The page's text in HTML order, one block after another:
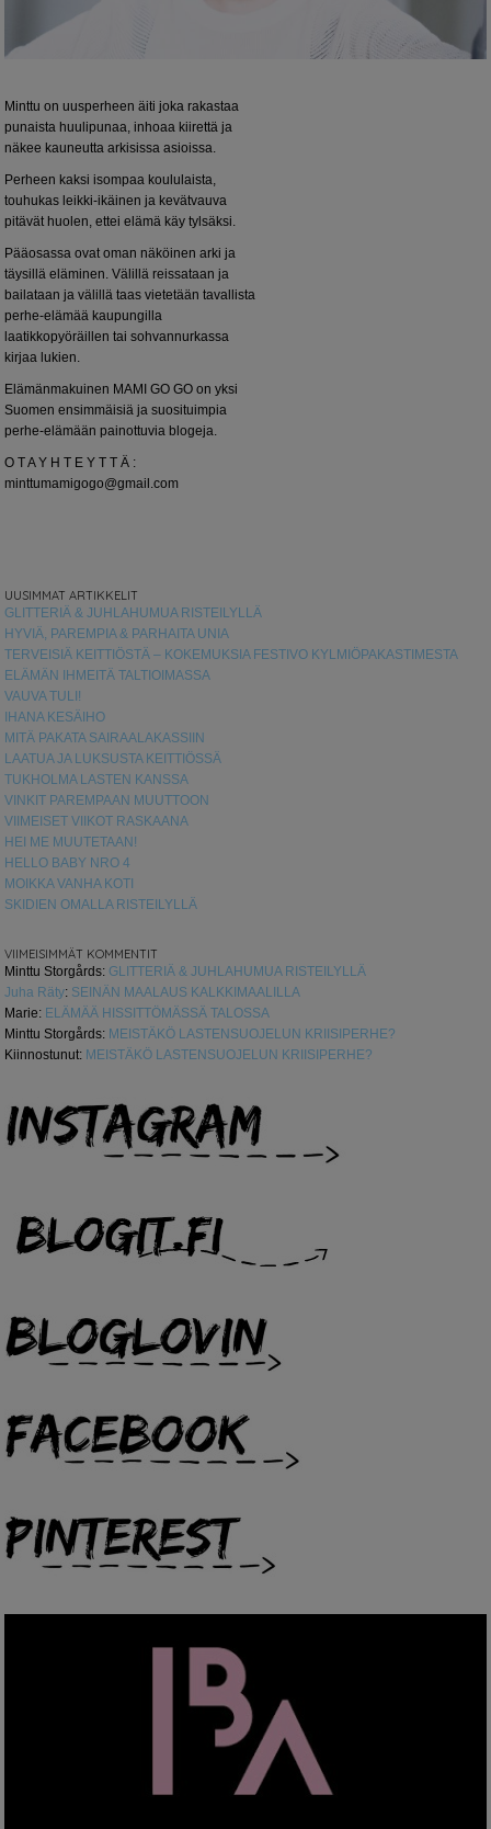
Minttu on uusperheen äiti joka rakastaa
punaista huulipunaa, inhoaa kiirettä ja
näkee kauneutta arkisissa asioissa.
Perheen kaksi isompaa koululaista,
touhukas leikki-ikäinen ja kevätvauva
pitävät huolen, ettei elämä käy tylsäksi.
Pääosassa ovat oman näköinen arki ja
täysillä eläminen. Välillä reissataan ja
bailataan ja välillä taas vietetään tavallista
perhe-elämää kaupungilla
laatikkopyöräillen tai sohvannurkassa
kirjaa lukien.
Elämänmakuinen MAMI GO GO on yksi
Suomen ensimmäisiä ja suosituimpia
perhe-elämään painottuvia blogeja.
O T A Y H T E Y T T Ä :
minttumamigogo@gmail.com
UUSIMMAT ARTIKKELIT
GLITTERIÄ & JUHLAHUMUA RISTEILYLLÄ
HYVIÄ, PAREMPIA & PARHAITA UNIA
TERVEISIÄ KEITTIÖSTÄ – KOKEMUKSIA FESTIVO KYLMIÖPAKASTIMESTA
ELÄMÄN IHMEITÄ TALTIOIMASSA
VAUVA TULI!
IHANA KESÄIHO
MITÄ PAKATA SAIRAALAKASSIIN
LAATUA JA LUKSUSTA KEITTIÖSSÄ
TUKHOLMA LASTEN KANSSA
VINKIT PAREMPAAN MUUTTOON
VIIMEISET VIIKOT RASKAANA
HEI ME MUUTETAAN!
HELLO BABY NRO 4
MOIKKA VANHA KOTI
SKIDIEN OMALLA RISTEILYLLÄ
VIIMEISIMMÄT KOMMENTIT
Minttu Storgårds: GLITTERIÄ & JUHLAHUMUA RISTEILYLLÄ
Juha Räty: SEINÄN MAALAUS KALKKIMAALILLA
Marie: ELÄMÄÄ HISSITTÖMÄSSÄ TALOSSA
Minttu Storgårds: MEISTÄKÖ LASTENSUOJELUN KRIISIPERHE?
Kiinnostunut: MEISTÄKÖ LASTENSUOJELUN KRIISIPERHE?